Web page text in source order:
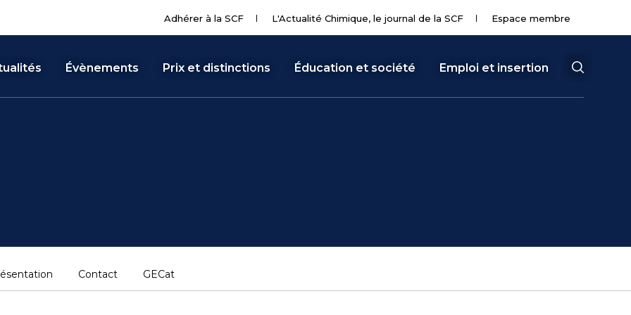
Adhérer à la SCF L'Actualité Chimique, le journal de la SCF Espace membre
Évènements Prix et distinctions Éducation et société Emploi et insertion
Contact GECat